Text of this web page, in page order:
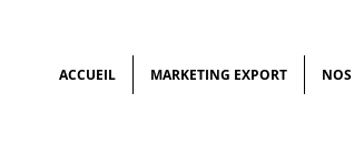
ACCUEIL MARKETING EXPORT